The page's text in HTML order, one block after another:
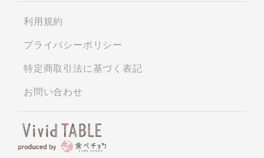
利用規約
プライバシーポリシー
特定商取引法に基づく表記
お問い合わせ